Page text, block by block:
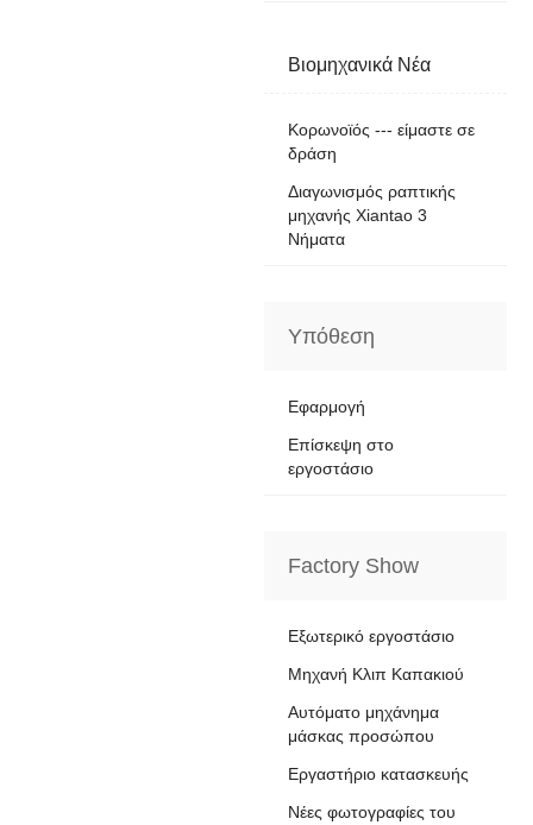
Βιομηχανικά Νέα
Κορωνοϊός --- είμαστε σε
δράση
Διαγωνισμός ραπτικής
μηχανής Xiantao 3
Νήματα
Υπόθεση
Εφαρμογή
Επίσκεψη στο
εργοστάσιο
Factory Show
Εξωτερικό εργοστάσιο
Μηχανή Κλιπ Καπακιού
Αυτόματο μηχάνημα
μάσκας προσώπου
Εργαστήριο κατασκευής
Νέες φωτογραφίες του